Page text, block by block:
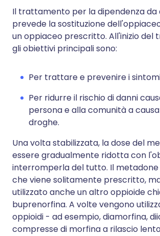
Il trattamento per la dipendenza da
prevede la sostituzione
un oppiaceo prescritto. All'inizio del
gli obiettivi principali sono:
Per trattare e prevenire i
Per ridurre il rischio di danni
persona e alla comunità a
droghe.
Una volta stabilizzata, la dose del
essere gradualmente ridotta con
interromperla del tutto. Il metadone
che viene solitamente prescritto,
utilizzato anche un altro oppioide
buprenorfina. A volte vengono
oppioidi - ad esempio, diamorfina,
compresse di morfina a rilascio